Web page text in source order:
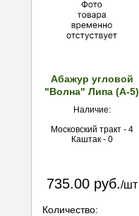
Абажур угловой
"Волна" Липа (А-5)
Наличие:
Московский тракт - 4
Каштак - 0
735.00 руб./шт
Количество: